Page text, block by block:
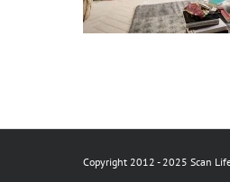
Copyright 2012 - 2025 Scan